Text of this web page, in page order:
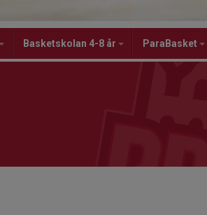
Basketskolan 4-8 år ParaBasket